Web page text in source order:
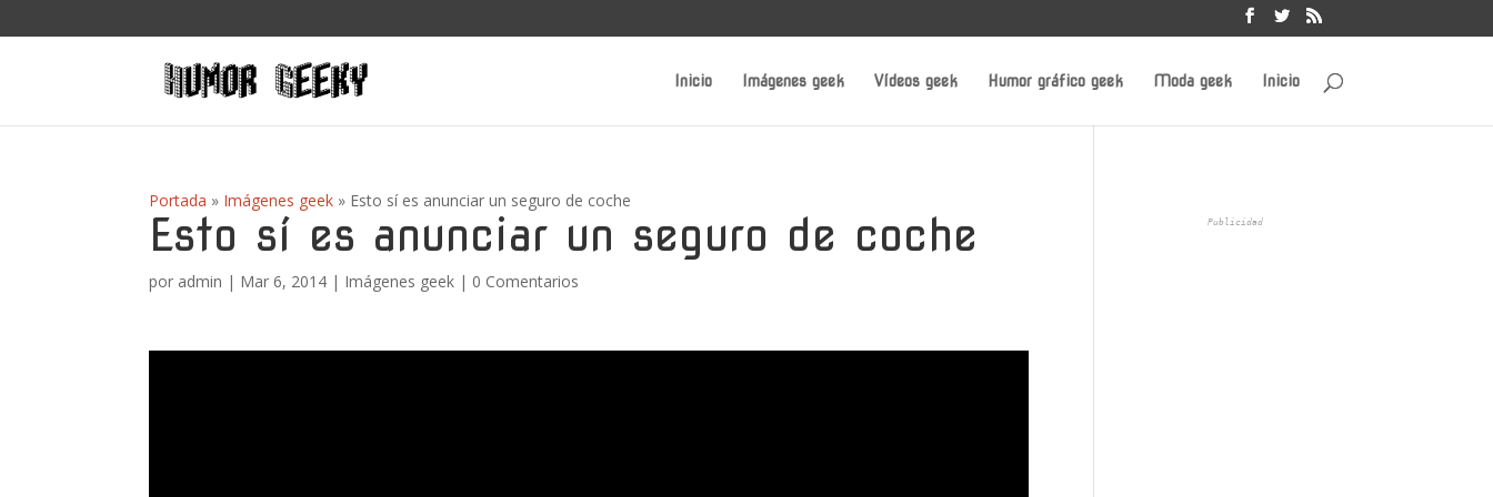
Inicio Imágenes geek Vídeos geek Humor gráfico geek Moda geek Inicio
Portada » Imágenes geek » Esto sí es anunciar un seguro de coche
Esto sí es anunciar un seguro de coche
por admin | Mar 6, 2014 | Imágenes geek | 0 Comentarios
Publicidad